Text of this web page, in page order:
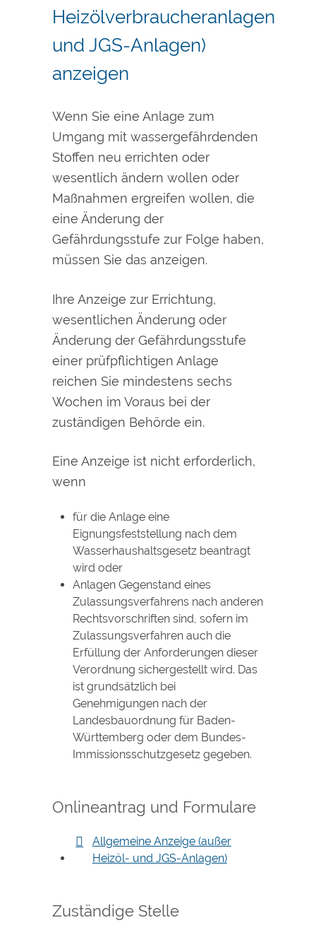
Heizölverbraucheranlagen
und JGS-Anlagen)
anzeigen
Wenn Sie eine Anlage zum
Umgang mit wassergefährdenden
Stoffen neu errichten oder
wesentlich ändern wollen oder
Maßnahmen ergreifen wollen, die
eine Änderung der
Gefährdungsstufe zur Folge haben,
müssen Sie das anzeigen.
Ihre Anzeige zur Errichtung,
wesentlichen Änderung oder
Änderung der Gefährdungsstufe
einer prüfpflichtigen Anlage
reichen Sie mindestens sechs
Wochen im Voraus bei der
zuständigen Behörde ein.
Eine Anzeige ist nicht erforderlich,
wenn
für die Anlage eine
Eignungsfeststellung nach dem
Wasserhaushaltsgesetz beantragt
wird oder
Anlagen Gegenstand eines
Zulassungsverfahrens nach anderen
Rechtsvorschriften sind, sofern im
Zulassungsverfahren auch die
Erfüllung der Anforderungen dieser
Verordnung sichergestellt wird. Das
ist grundsätzlich bei
Genehmigungen nach der
Landesbauordnung für Baden-
Württemberg oder dem Bundes-
Immissionsschutzgesetz gegeben.
Onlineantrag und Formulare
Allgemeine Anzeige (außer
Heizöl- und JGS-Anlagen)
Zuständige Stelle